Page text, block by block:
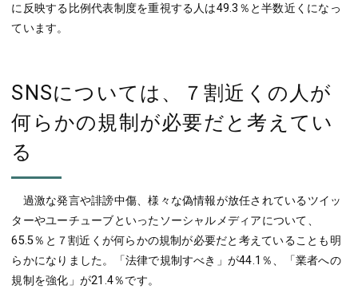
に反映する比例代表制度を重視する人は49.3％と半数近くになっ
ています。
SNSについては、７割近くの人が
何らかの規制が必要だと考えてい
る
過激な発言や誹謗中傷、様々な偽情報が放任されているツイッ
ターやユーチューブといったソーシャルメディアについて、
65.5％と７割近くが何らかの規制が必要だと考えていることも明
らかになりました。「法律で規制すべき」が44.1％、「業者への
規制を強化」が21.4％です。